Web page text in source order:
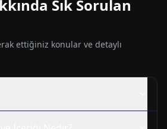
Sık Sorulan
ettiğiniz konular ve detaylı